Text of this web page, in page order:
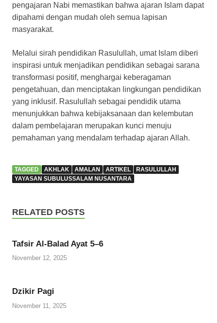
pengajaran Nabi memastikan bahwa ajaran Islam dapat
dipahami dengan mudah oleh semua lapisan
masyarakat.
Melalui sirah pendidikan Rasulullah, umat Islam diberi
inspirasi untuk menjadikan pendidikan sebagai sarana
transformasi positif, menghargai keberagaman
pengetahuan, dan menciptakan lingkungan pendidikan
yang inklusif. Rasulullah sebagai pendidik utama
menunjukkan bahwa kebijaksanaan dan kelembutan
dalam pembelajaran merupakan kunci menuju
pemahaman yang mendalam terhadap ajaran Allah.
TAGGED AKHLAK AMALAN ARTIKEL
RASULULLAH
YAYASAN SUBULUSSALAM NUSANTARA
RELATED POSTS
Tafsir Al-Balad Ayat 5–6
November 12, 2025
Dzikir Pagi
November 11, 2025